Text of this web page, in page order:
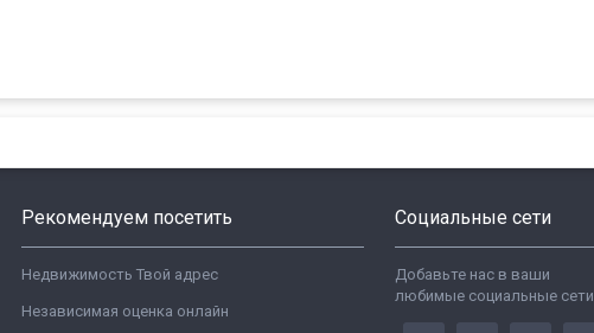
Рекомендуем посетить
Недвижимость Твой адрес
Независимая оценка онлайн
Социальные сети
Добавьте нас в ваши
любимые социальные сети